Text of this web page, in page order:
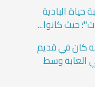
البادية
حيث كانوا...
كان في قديم
الغابة وسط